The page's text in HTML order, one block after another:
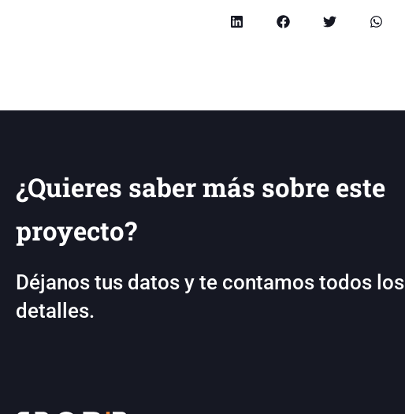
¿Quieres saber más sobre este
proyecto?
Déjanos tus datos y te contamos todos los
detalles.